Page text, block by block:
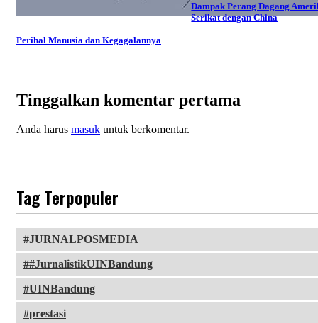
Perihal Manusia dan Kegagalannya
Dampak Perang Dagang
Serikat dengan China
Tinggalkan komentar pertama
Anda harus masuk untuk berkomentar.
Tag Terpopuler
JURNALPOSMEDIA
#JurnalistikUINBandung
UINBandung
prestasi